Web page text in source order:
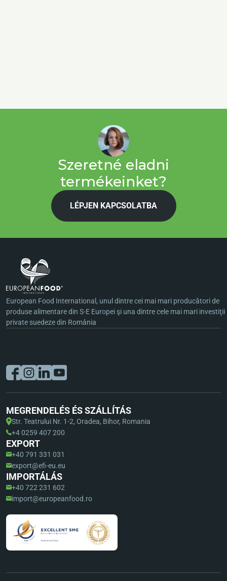
Szeretné eladni
termékeinket?
LÉPJEN KAPCSOLATBA
European Food International, unul dintre cei mai mari producători de
produse alimentare din S-E Europei şi una dintre cele mai mari investiţii
private suedeze din România
MEGRENDELÉS ÉS SZÁLLÍTÁS
Str. Teatrului Nr. 1-2, Oradea, Bihor, Romania
+4 0259 407 200
EXPORT
+40 791 331 031
export@efi-eu.eu
IMPORTÁLÁS
+40 722 231 602
import@europeanfood.ro